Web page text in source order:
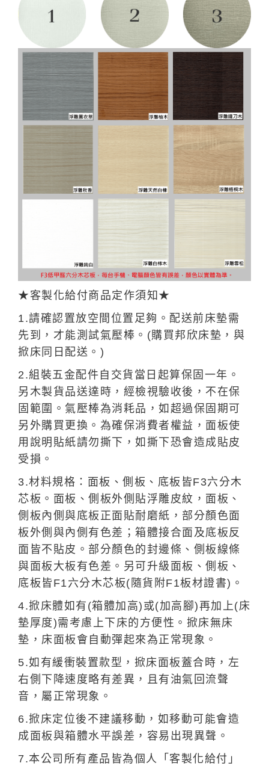
★客製化給付商品定作須知★
1.請確認置放空間位置足夠。配送前床墊需
先到，才能測試氣壓棒。(購買邦欣床墊，與
掀床同日配送。)
2.組裝五金配件自交貨當日起算保固一年。
另木製貨品送達時，經檢視驗收後，不在保
固範圍。氣壓棒為消耗品，如超過保固期可
另外購買更換。為確保消費者權益，面板使
用說明貼紙請勿撕下，如撕下恐會造成貼皮
受損。
3.材料規格：面板、側板、底板皆F3六分木
芯板。面板、側板外側貼浮雕皮紋，面板、
側板內側與底板正面貼耐磨紙，部分顏色面
板外側與內側有色差；箱體接合面及底板反
面皆不貼皮。部分顏色的封邊條、側板線條
與面板大板有色差。另可升級面板、側板、
底板皆F1六分木芯板(隨貨附F1板材證書)。
4.掀床體如有(箱體加高)或(加高腳)再加上(床
墊厚度)需考慮上下床的方便性。掀床無床
墊，床面板會自動彈起來為正常現象。
5.如有緩衝裝置款型，掀床面板蓋合時，左
右側下降速度略有差異，且有油氣回流聲
音，屬正常現象。
6.掀床定位後不建議移動，如移動可能會造
成面板與箱體水平誤差，容易出現異聲。
7.本公司所有產品皆為個人「客製化給付」